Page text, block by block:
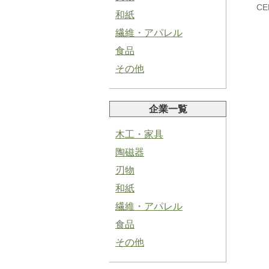
バジルペースト
和紙
繊維・アパレル
食品
その他
企業一覧
木工・家具
陶磁器
刃物
和紙
繊維・アパレル
食品
その他